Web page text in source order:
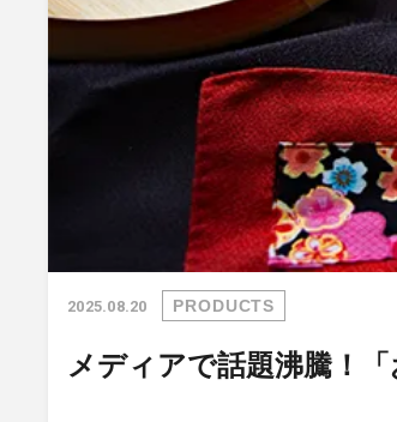
2025.08.20 PRODUCTS
メディアで話題沸騰！